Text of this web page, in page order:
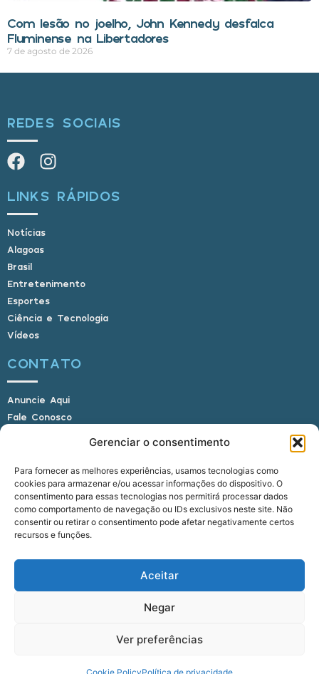
Gerenciar o consentimento
Para fornecer as melhores experiências, usamos tecnologias como
cookies para armazenar e/ou acessar informações do dispositivo. O
consentimento para essas tecnologias nos permitirá processar dados
como comportamento de navegação ou IDs exclusivos neste site. Não
consentir ou retirar o consentimento pode afetar negativamente certos
recursos e funções.
Aceitar
Negar
Ver preferências
Com lesão no joelho, John Kennedy desfalca
Fluminense na Libertadores
7 de agosto de 2026
REDES SOCIAIS
LINKS RÁPIDOS
Notícias
Alagoas
Brasil
Entretenimento
Esportes
Ciência e Tecnologia
Vídeos
CONTATO
Anuncie Aqui
Fale Conosco
E-mail: alagoasbrasilnoticias@gmail.com
Telefone: (82) 9 9691-0391 (Whatsapp)
Responsável Técnico: Crysthyan Carlos
Rua do Sau - Centro - Anadia - AL - CEP:
© 2022 - 2026 Alagoas Brasil Notícias. Todos os
direitos reservados.
fiveagência